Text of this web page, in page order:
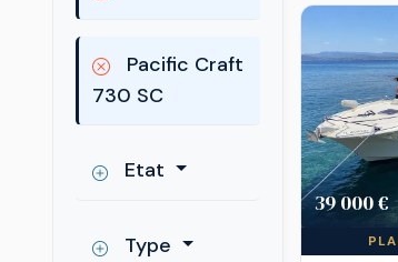
Pacific Craft
730 SC
Etat
Type
39 000 €